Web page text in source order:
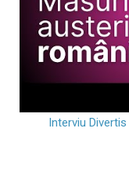
Interviu